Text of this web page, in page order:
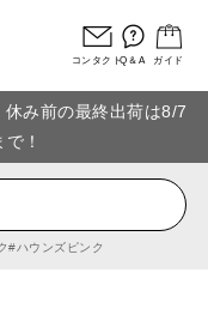
コンタクトQ＆A ガイド
み前の最終出荷は8/7
！
ハウンズピンク